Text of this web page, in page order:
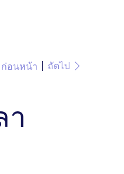
ก่อนหน้า ถัดไป